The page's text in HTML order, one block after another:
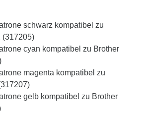
schwarz kompatibel zu
(317205)
cyan kompatibel zu Brother
magenta kompatibel zu
gelb kompatibel zu Brother